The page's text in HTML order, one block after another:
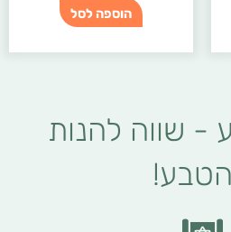
הוספה לסל
- שווה להנות